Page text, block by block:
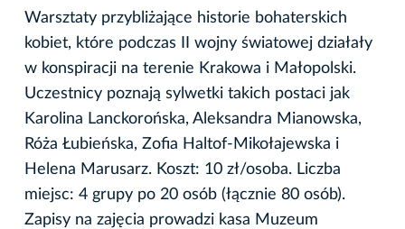
Warsztaty przybliżające historie bohaterskich
kobiet, które podczas II wojny światowej działały
w konspiracji na terenie Krakowa i Małopolski.
Uczestnicy poznają sylwetki takich postaci jak
Karolina Lanckorońska, Aleksandra Mianowska,
Róża Łubieńska, Zofia Haltof-Mikołajewska i
Helena Marusarz. Koszt: 10 zł/osoba. Liczba
miejsc: 4 grupy po 20 osób (łącznie 80 osób).
Zapisy na zajęcia prowadzi kasa Muzeum